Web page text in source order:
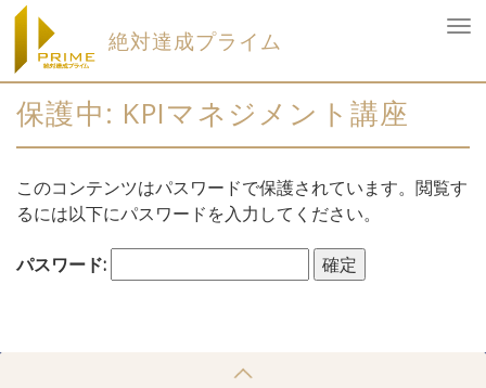
Skip
content
絶対達成プライム
保護中: KPIマネジメント講座
このコンテンツはパスワードで保護されています。閲覧す
るには以下にパスワードを入力してください。
パスワード: